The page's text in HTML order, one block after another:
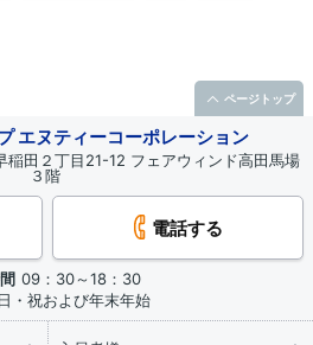
エヌティーコーポレーション
田２丁目21-12 フェアウィンド高田馬場
３階
電話する
09：30～18：30
日・祝および年末年始
ページトップ